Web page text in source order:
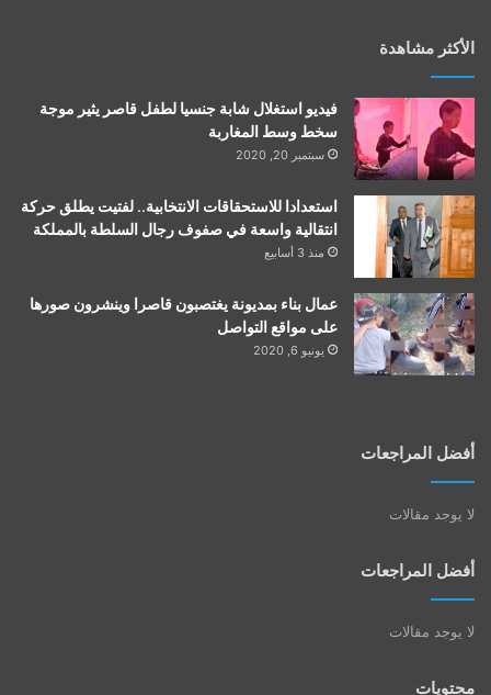
الأكثر مشاهدة
فيديو استغلال شابة جنسيا لطفل قاصر يثير موجة
سخط وسط المغاربة
سبتمبر 20, 2020
استعدادا للاستحقاقات الانتخابية.. لفتيت يطلق حركة
انتقالية واسعة في صفوف رجال السلطة بالمملكة
منذ 3 أسابيع
عمال بناء بمديونة يغتصبون قاصرا وينشرون صورها
على مواقع التواصل
يونيو 6, 2020
أفضل المراجعات
لا يوجد مقالات
أفضل المراجعات
لا يوجد مقالات
محتويات